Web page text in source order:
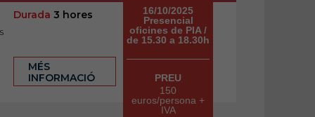
Durada3 hores
MÉS
INFORMACIÓ
16/10/2025
Presencial
oficines de PIA /
de 15.30 a 18.30h
PREU
150
euros/persona +
IVA